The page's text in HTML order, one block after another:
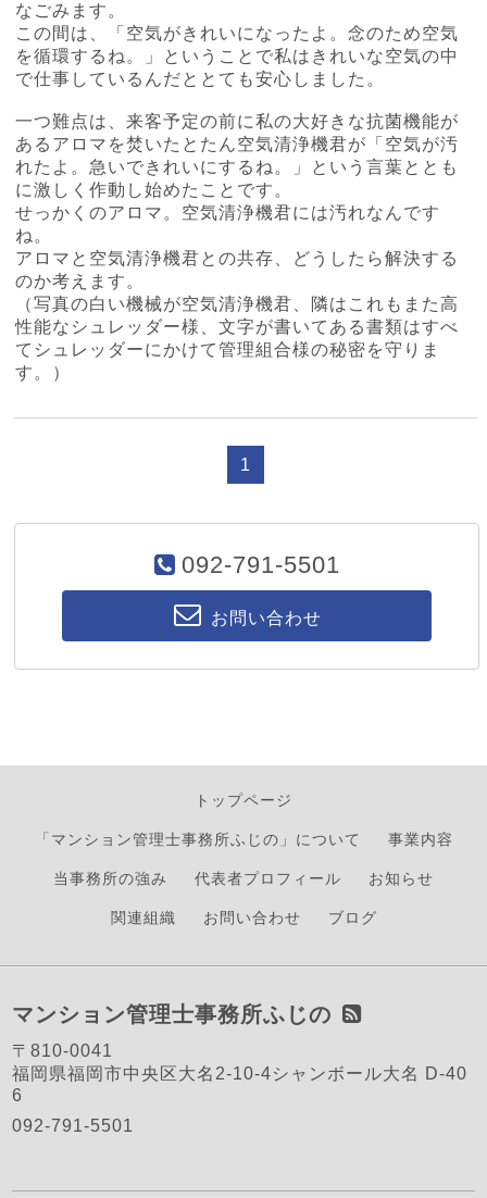
なごみます。
この間は、「空気がきれいになったよ。念のため空気
を循環するね。」ということで私はきれいな空気の中
で仕事しているんだととても安心しました。
一つ難点は、来客予定の前に私の大好きな抗菌機能が
あるアロマを焚いたとたん空気清浄機君が「空気が汚
れたよ。急いできれいにするね。」という言葉ととも
に激しく作動し始めたことです。
せっかくのアロマ。空気清浄機君には汚れなんです
ね。
アロマと空気清浄機君との共存、どうしたら解決する
のか考えます。
（写真の白い機械が空気清浄機君、隣はこれもまた高
性能なシュレッダー様、文字が書いてある書類はすべ
てシュレッダーにかけて管理組合様の秘密を守りま
す。）
1
092-791-5501
お問い合わせ
トップページ
「マンション管理士事務所ふじの」について 事業内容
当事務所の強み 代表者プロフィール お知らせ
関連組織 お問い合わせ ブログ
マンション管理士事務所ふじの
〒810-0041
福岡県福岡市中央区大名2-10-4シャンボール大名 D-40
6
092-791-5501